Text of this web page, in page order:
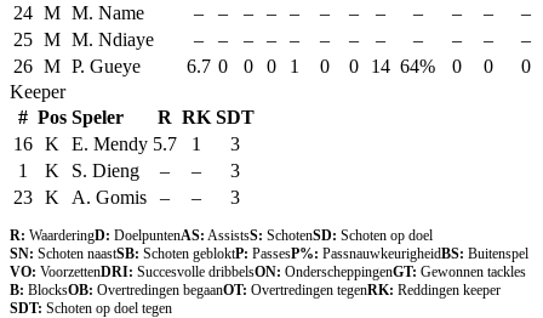
24 M M. Name – – – – – – – – – – –
–
25 M M. Ndiaye – – – – – – – – – – –
–
26 M P. Gueye 6.7 0 0 0 1 0 0 14 64% 0 0
0
Keeper
# Pos Speler R RK SDT
16 K E. Mendy 5.7 1
3
1
K S. Dieng – –
3
23 K A. Gomis – – 3
R: WaarderingD: DoelpuntenAS: AssistsS: SchotenSD: Schoten op doel
SN: Schoten naastSB: Schoten gebloktP: PassesP%: PassnauwkeurigheidBS: Buitenspel
VO: VoorzettenDRI: Succesvolle dribbelsON: OnderscheppingenGT: Gewonnen tackles
B: BlocksOB: Overtredingen begaanOT: Overtredingen tegenRK: Reddingen keeper
SDT: Schoten op doel tegen